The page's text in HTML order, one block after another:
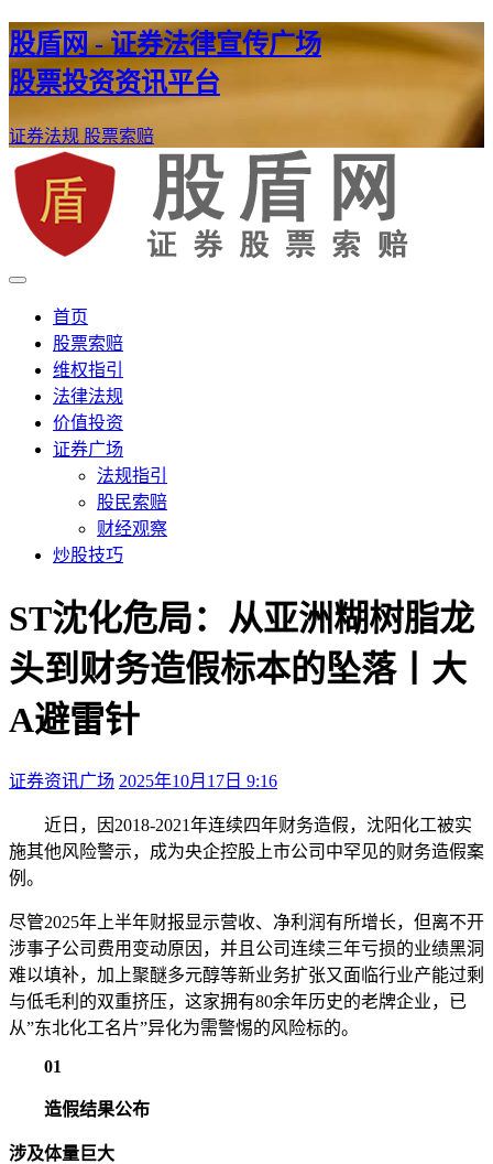
股盾网 - 证券法律宣传广场
股票投资资讯平台
证券法规 股票索赔
股盾网
证券股票维权网
首页
股票索赔
维权指引
法律法规
价值投资
证券广场
法规指引
股民索赔
财经观察
炒股技巧
ST沈化危局：从亚洲糊树脂龙
头到财务造假标本的坠落丨大
A避雷针
证券资讯广场 2025年10月17日 9:16
近日，因2018‑2021年连续四年财务造假，沈阳化工被实
施其他风险警示，成为央企控股上市公司中罕见的财务造假案
例。
尽管2025年上半年财报显示营收、净利润有所增长，但离不开
涉事子公司费用变动原因，并且公司连续三年亏损的业绩黑洞
难以填补，加上聚醚多元醇等新业务扩张又面临行业产能过剩
与低毛利的双重挤压，这家拥有80余年历史的老牌企业，已
从”东北化工名片”异化为需警惕的风险标的。
01
造假结果公布
涉及体量巨大